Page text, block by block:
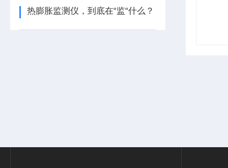
热膨胀监测仪，到底在“监“什么？